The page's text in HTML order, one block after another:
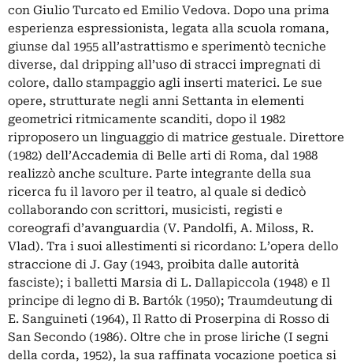
con Giulio Turcato ed Emilio Vedova. Dopo una prima
esperienza espressionista, legata alla scuola romana,
giunse dal 1955 all’astrattismo e sperimentò tecniche
diverse, dal dripping all’uso di stracci impregnati di
colore, dallo stampaggio agli inserti materici. Le sue
opere, strutturate negli anni Settanta in elementi
geometrici ritmicamente scanditi, dopo il 1982
riproposero un linguaggio di matrice gestuale. Direttore
(1982) dell’Accademia di Belle arti di Roma, dal 1988
realizzò anche sculture. Parte integrante della sua
ricerca fu il lavoro per il teatro, al quale si dedicò
collaborando con scrittori, musicisti, registi e
coreografi d’avanguardia (V. Pandolfi, A. Miloss, R.
Vlad). Tra i suoi allestimenti si ricordano: L’opera dello
straccione di J. Gay (1943, proibita dalle autorità
fasciste); i balletti Marsia di L. Dallapiccola (1948) e Il
principe di legno di B. Bartók (1950); Traumdeutung di
E. Sanguineti (1964), Il Ratto di Proserpina di Rosso di
San Secondo (1986). Oltre che in prose liriche (I segni
della corda, 1952), la sua raffinata vocazione poetica si